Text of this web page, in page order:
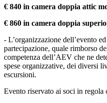
€ 840 in camera doppia attic
€ 860 in camera doppia
- L’organizzazione dell’evento
partecipazione, quale rimborso
competenza dell’AEV che ne
spese organizzative, dei diversi
escursioni.
Evento riservato ai soci in regola